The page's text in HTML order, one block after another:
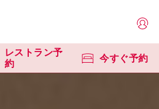
レストラン予
約
今すぐ予約